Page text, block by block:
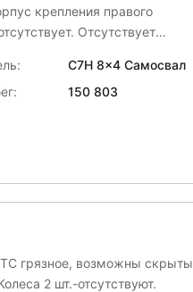
крепления правого
Отсутствует
C7H 8x4 Самосвал
150 803
грязное, возможны скрыты
2 шт.-отсутствуют.